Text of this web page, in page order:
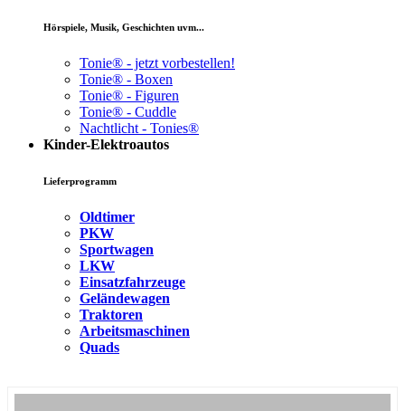
Hörspiele, Musik, Geschichten uvm...
Tonie® - jetzt vorbestellen!
Tonie® - Boxen
Tonie® - Figuren
Tonie® - Cuddle
Nachtlicht - Tonies®
Kinder-Elektroautos
Lieferprogramm
Oldtimer
PKW
Sportwagen
LKW
Einsatzfahrzeuge
Geländewagen
Traktoren
Arbeitsmaschinen
Quads